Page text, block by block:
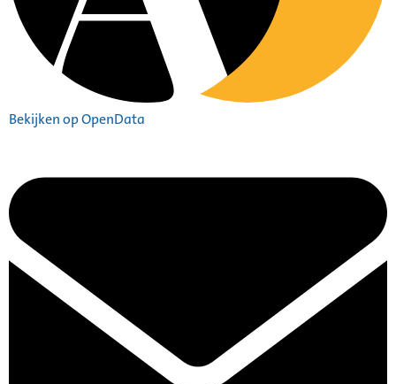
Bekijken op OpenData